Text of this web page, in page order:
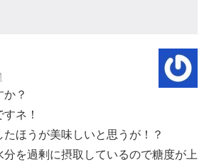
？
ネ！
ほうが美味しいと思うが！？
を過剰に摂取しているので糖度が上